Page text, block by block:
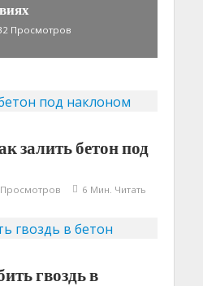
Просмотров
залить бетон под
6 Мин. Читать
гвоздь в